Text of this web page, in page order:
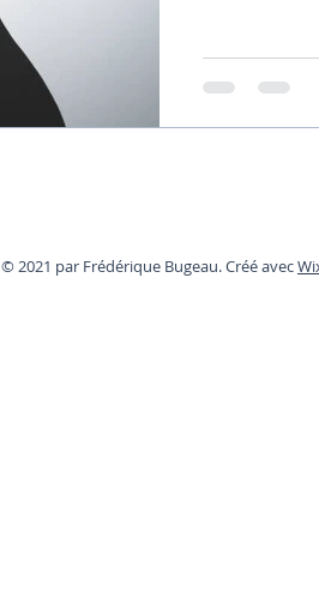
© 2021 par Frédérique Bugeau. Créé avec